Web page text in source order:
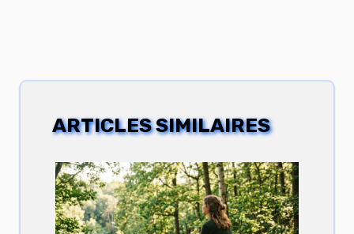
ARTICLES SIMILAIRES